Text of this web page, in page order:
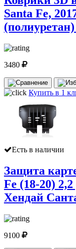
Santa Fe,
3480
Купить в 1
Есть в наличии
Защита
Fe (18-20)
Хендай
9100